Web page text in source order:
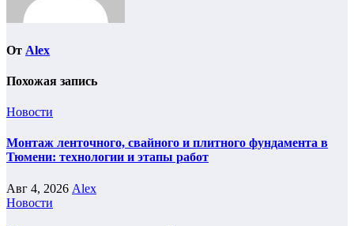
От Alex
Похожая запись
Новости
Монтаж ленточного, свайного и плитного фундамента в
Тюмени: технологии и этапы работ
Авг 4, 2026 Alex
Новости